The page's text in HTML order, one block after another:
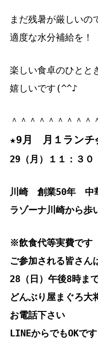
まだ残暑が厳しいの
適度な水分補給を！
楽しい食卓のひとと
嬉しいです(^^♪
＾＾＾＾＾＾＾＾
★9月 月１ランチ
29（月）１１：３
川崎 創業50年 中
ラゾーナ川崎から歩
※飲食代等実費です
ご参加される皆さん
28（日）午後8時ま
どんぶり屋まぐろ大
お電話下さい
LINEからでもOKです